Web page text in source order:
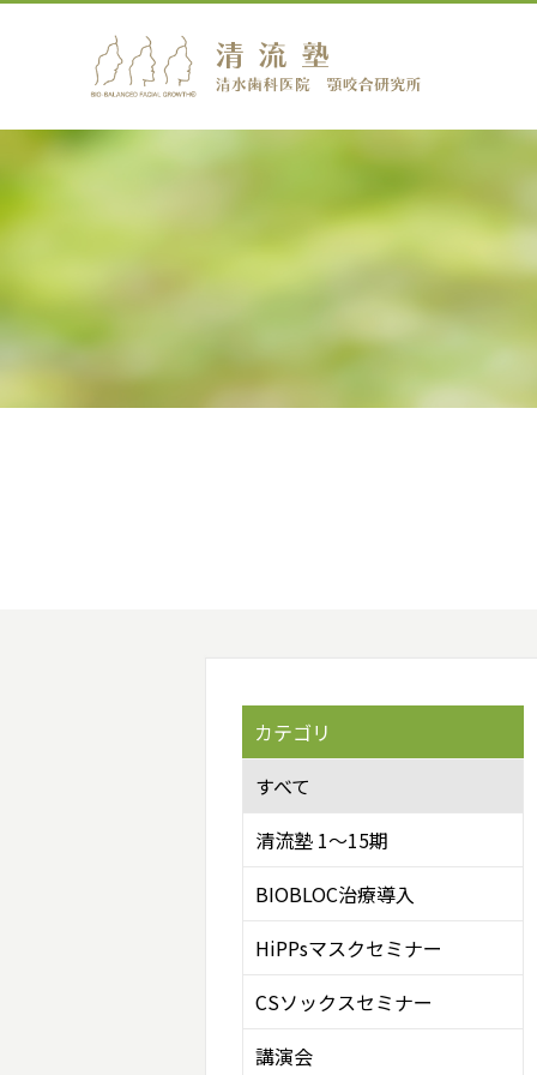
カテゴリ
すべて
清流塾 1～15期
BIOBLOC治療導入
HiPPsマスクセミナー
CSソックスセミナー
講演会